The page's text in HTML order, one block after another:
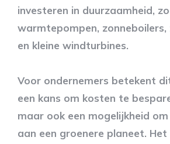
investeren in duurzaamheid,
warmtepompen, zonneboilers,
en kleine windturbines.
Voor ondernemers betekent
een kans om kosten te
maar ook een mogelijkheid
aan een groenere planeet.